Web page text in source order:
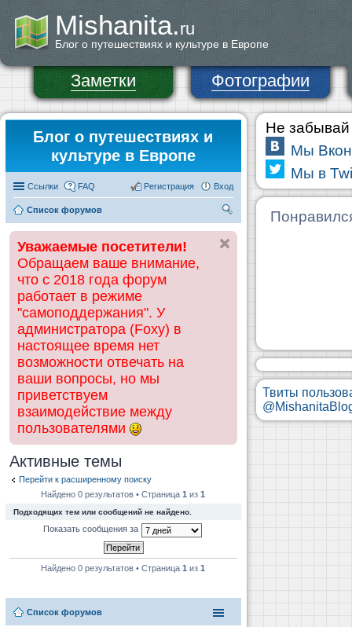
Mishanita.ru
Блог о путешествиях и культуре в Европе
Заметки Фотографии
Блог о путешествиях и
культуре в Европе
Ссылки FAQ Вход
Регистрация
Список форумов
ск
Уважаемые посетители!
Обращаем ваше внимание,
что с 2018 года форум
работает в режиме
"самоподдержания". У
администратора (Foxy) в
настоящее время нет
возможности отвечать на
ваши вопросы, но мы
приветствуем
взаимодействие между
пользователями
Активные темы
Перейти к расширенному поиску
Найдено 0 результатов • Страница1 из1
Подходящих тем или сообщений не найдено.
Показать сообщения за
Найдено 0 результатов • Страница1 из1
Список форумов
Не забывай
Мы
Мы в
Твиты